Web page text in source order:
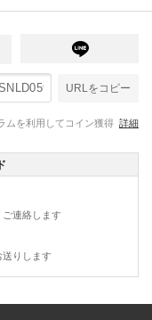
URLをコピー
ムを利用してコイン獲得 詳細
連絡します
りします